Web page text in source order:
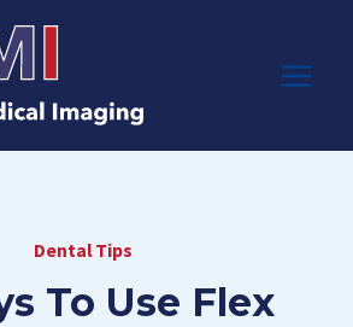
Dental Tips
To Use Flex